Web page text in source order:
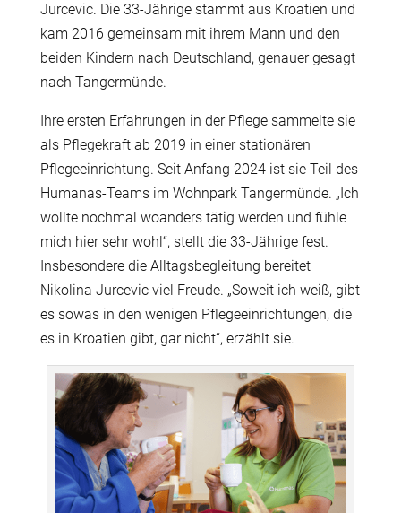
Jurcevic. Die 33-Jährige stammt aus Kroatien und
kam 2016 gemeinsam mit ihrem Mann und den
beiden Kindern nach Deutschland, genauer gesagt
nach Tangermünde.
Ihre ersten Erfahrungen in der Pflege sammelte sie
als Pflegekraft ab 2019 in einer stationären
Pflegeeinrichtung. Seit Anfang 2024 ist sie Teil des
Humanas-Teams im Wohnpark Tangermünde. „Ich
wollte nochmal woanders tätig werden und fühle
mich hier sehr wohl“, stellt die 33-Jährige fest.
Insbesondere die Alltagsbegleitung bereitet
Nikolina Jurcevic viel Freude. „Soweit ich weiß, gibt
es sowas in den wenigen Pflegeeinrichtungen, die
es in Kroatien gibt, gar nicht“, erzählt sie.